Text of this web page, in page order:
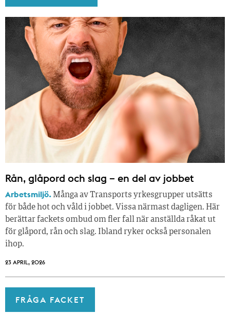
Rån, glåpord och slag – en del av jobbet
Arbetsmiljö. Många av Transports yrkesgrupper utsätts
för både hot och våld i jobbet. Vissa närmast dagligen. Här
berättar fackets ombud om fler fall när anställda råkat ut
för glåpord, rån och slag. Ibland ryker också personalen
ihop.
23 APRIL, 2026
FRÅGA FACKET